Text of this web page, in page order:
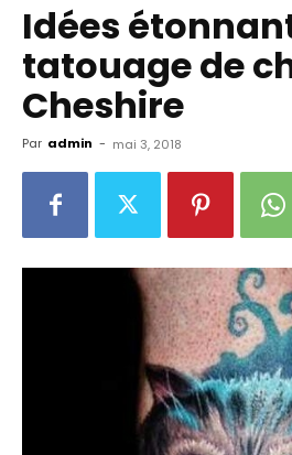
Idées
tatouage de
Cheshire
Par admin - mai 3, 2018